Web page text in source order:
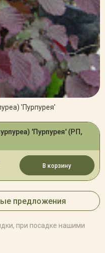
'Пурпурея'
'Пурпурея' (РП,
В корзину
предложения
при посадке нашими